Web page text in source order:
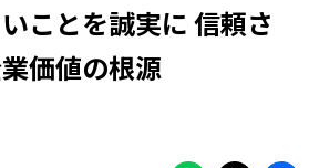
ことを誠実に 信頼さ
価値の根源